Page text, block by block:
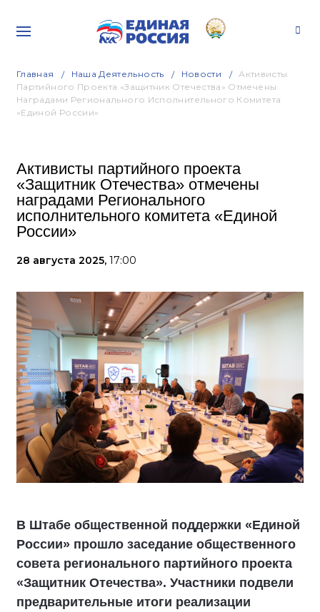
Главная Наша Деятельность Новости
Активисты
Партийного Проекта «Защитник Отечества» Отмечены
Наградами Регионального Исполнительного Комитета
«Единой России»
Активисты партийного проекта
«Защитник Отечества» отмечены
наградами Регионального
исполнительного комитета «Единой
России»
28 августа 2025, 17:00
В Штабе общественной поддержки «Единой
России» прошло заседание общественного
совета регионального партийного проекта
«Защитник Отечества». Участники подвели
предварительные итоги реализации